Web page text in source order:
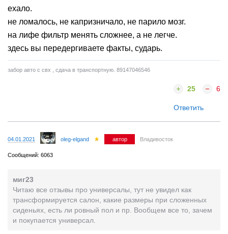
ехало.
не ломалось, не капризничало, не парило мозг.
на лифе фильтр менять сложнее, а не легче.
здесь вы передергиваете факты, сударь.
забор авто с свх , сдача в транспортную. 89147046546
25 6
Ответить
04.01.2021 oleg-elgand автор Владивосток
Сообщений: 6063
миг23
Читаю все отзывы про универсалы, тут не увидел как
трансформируется салон, какие размеры при сложенных
сиденьях, есть ли ровный пол и пр. Вообщем все то, зачем
и покупается универсал.